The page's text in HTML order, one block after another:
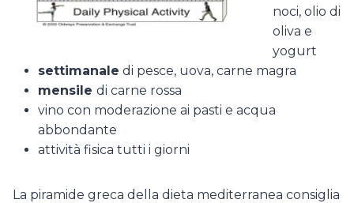
noci, olio di
oliva e
yogurt
settimanale di pesce, uova, carne magra
mensile di carne rossa
vino con moderazione ai pasti e acqua
abbondante
attività fisica tutti i giorni
La piramide greca della dieta mediterranea consiglia